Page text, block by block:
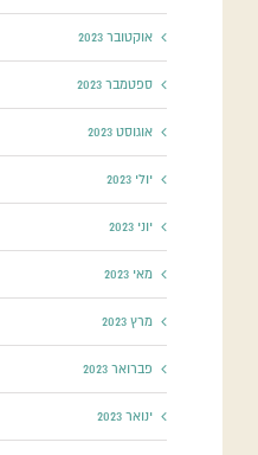
אוקטובר 2023
ספטמבר 2023
אוגוסט 2023
יולי 2023
יוני 2023
מאי 2023
מרץ 2023
פברואר 2023
ינואר 2023